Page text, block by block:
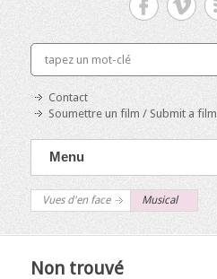
Contact
Soumettre un film / Submit a film
Menu
Vues d'en face Musical
Non trouvé